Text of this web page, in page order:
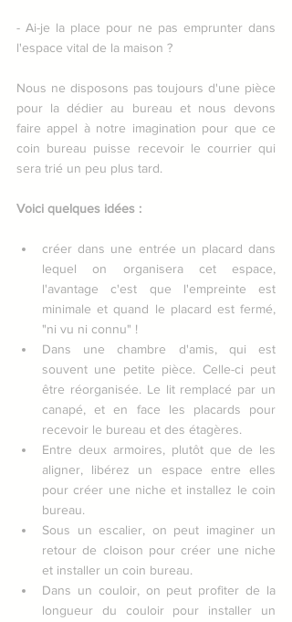
- Ai-je la place pour ne pas emprunter dans
l'espace vital de la maison ?
Nous ne disposons pas toujours d'une pièce
pour la dédier au bureau et nous devons
faire appel à notre imagination pour que ce
coin bureau puisse recevoir le courrier qui
sera trié un peu plus tard.
Voici quelques idées :
créer dans une entrée un placard dans
lequel on organisera cet espace,
l'avantage c'est que l'empreinte est
minimale et quand le placard est fermé,
"ni vu ni connu" !
Dans une chambre d'amis, qui est
souvent une petite pièce. Celle-ci peut
être réorganisée. Le lit remplacé par un
canapé, et en face les placards pour
recevoir le bureau et des étagères.
Entre deux armoires, plutôt que de les
aligner, libérez un espace entre elles
pour créer une niche et installez le coin
bureau.
Sous un escalier, on peut imaginer un
retour de cloison pour créer une niche
et installer un coin bureau.
Dans un couloir, on peut profiter de la
longueur du couloir pour installer un